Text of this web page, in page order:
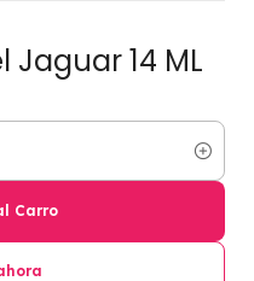
Jaguar 14 ML
Carro